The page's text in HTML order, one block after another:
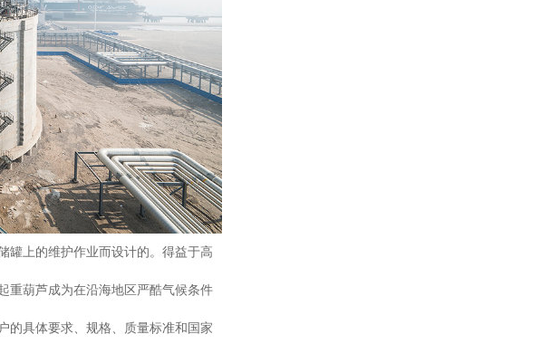
罐上的维护作业而设计的。得益于高
重葫芦成为在沿海地区严酷气候条件
的具体要求、规格、质量标准和国家